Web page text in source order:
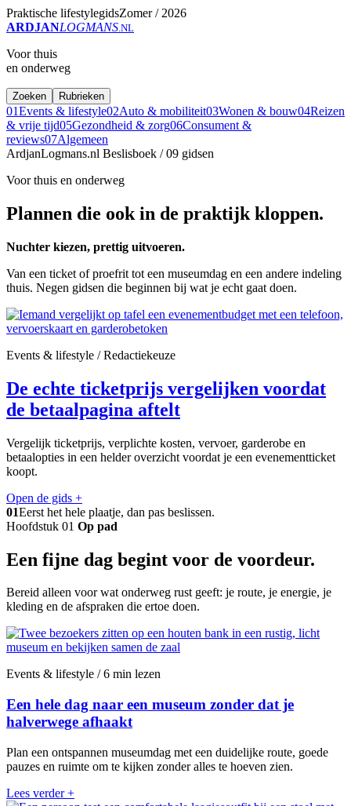
Praktische lifestylegidsZomer / 2026
ARDJANLOGMANS.NL
Voor thuis
en onderweg
Zoeken Rubrieken
01Events & lifestyle02Auto & mobiliteit03Wonen & bouw04Reizen
& vrije tijd05Gezondheid & zorg06Consument &
reviews07Algemeen
ArdjanLogmans.nl Beslisboek / 09 gidsen
Voor thuis en onderweg
Plannen die ook in de praktijk kloppen.
Nuchter kiezen, prettig uitvoeren.
Van een ticket of proefrit tot een museumdag en een andere indeling
thuis. Negen gidsen die beginnen bij wat je echt gaat doen.
Events & lifestyle / Redactiekeuze
De echte ticketprijs vergelijken voordat
de betaalpagina aftelt
Vergelijk ticketprijs, verplichte kosten, vervoer, garderobe en
betaalopties in een helder overzicht voordat je een evenementticket
koopt.
Open de gids +
01Eerst het hele plaatje, dan pas beslissen.
Hoofdstuk 01 Op pad
Een fijne dag begint voor de voordeur.
Bereid alleen voor wat onderweg rust geeft: je route, je energie, je
kleding en de afspraken die ertoe doen.
Events & lifestyle / 6 min lezen
Een hele dag naar een museum zonder dat je
halverwege afhaakt
Plan een ontspannen museumdag met een duidelijke route, goede
pauzes en ruimte om te kijken zonder alles te hoeven zien.
Lees verder+